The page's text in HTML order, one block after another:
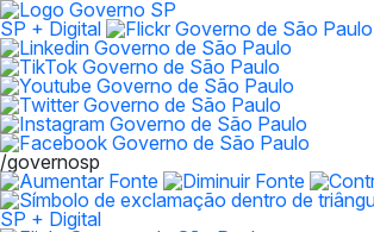
SP + Digital
/governosp
SP + Digital